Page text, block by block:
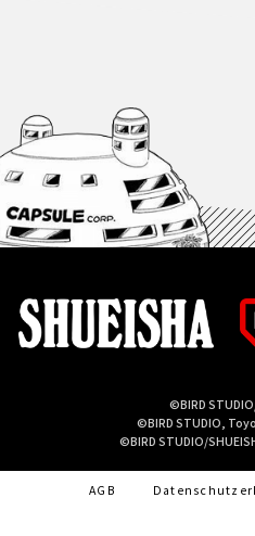
©BIRD
©BIRD STUDIO,
©BIRD STUDIO/
AGB